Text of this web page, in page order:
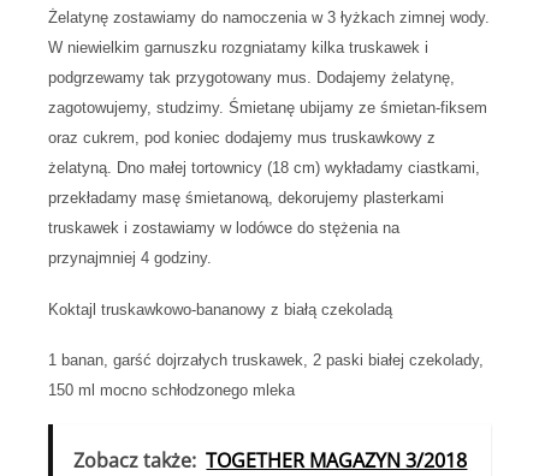
Żelatynę zostawiamy do namoczenia w 3 łyżkach zimnej wody.
W niewielkim garnuszku rozgniatamy kilka truskawek i
podgrzewamy tak przygotowany mus. Dodajemy żelatynę,
zagotowujemy, studzimy. Śmietanę ubijamy ze śmietan-fiksem
oraz cukrem, pod koniec dodajemy mus truskawkowy z
żelatyną. Dno małej tortownicy (18 cm) wykładamy ciastkami,
przekładamy masę śmietanową, dekorujemy plasterkami
truskawek i zostawiamy w lodówce do stężenia na
przynajmniej 4 godziny.
Koktajl truskawkowo-bananowy z białą czekoladą
1 banan, garść dojrzałych truskawek, 2 paski białej czekolady,
150 ml mocno schłodzonego mleka
Zobacz także: TOGETHER MAGAZYN 3/2018